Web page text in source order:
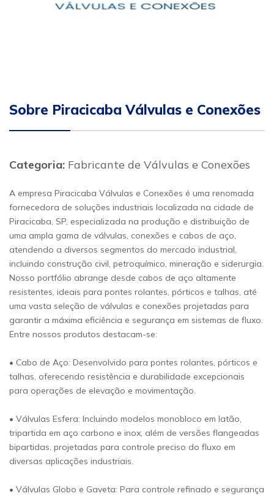
Sobre Piracicaba Válvulas e Conexões
Categoria: Fabricante de Válvulas e Conexões
A empresa Piracicaba Válvulas e Conexões é uma renomada
fornecedora de soluções industriais localizada na cidade de
Piracicaba, SP, especializada na produção e distribuição de
uma ampla gama de válvulas, conexões e cabos de aço,
atendendo a diversos segmentos do mercado industrial,
incluindo construção civil, petroquímico, mineração e siderurgia.
Nosso portfólio abrange desde cabos de aço altamente
resistentes, ideais para pontes rolantes, pórticos e talhas, até
uma vasta seleção de válvulas e conexões projetadas para
garantir a máxima eficiência e segurança em sistemas de fluxo.
Entre nossos produtos destacam-se:
• Cabo de Aço: Desenvolvido para pontes rolantes, pórticos e
talhas, oferecendo resistência e durabilidade excepcionais
para operações de elevação e movimentação.
• Válvulas Esfera: Incluindo modelos monobloco em latão,
tripartida em aço carbono e inox, além de versões flangeadas
bipartidas, projetadas para controle preciso do fluxo em
diversas aplicações industriais.
• Válvulas Globo e Gaveta: Para controle refinado e segurança